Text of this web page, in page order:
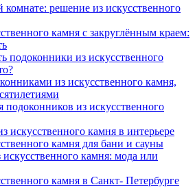
решение из искусственного
камня с закруглённым краем:
подоконники из искусственного
из искусственного камня,
подоконников из искусственного
искусственного камня в интерьере
камня для бани и сауны
камня: мода или
камня в Санкт- Петербурге